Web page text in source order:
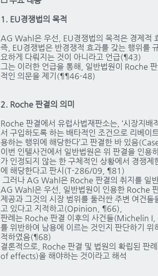
1. EU경쟁법의 목적
AG Wahl은 우선, EU경쟁법의 목적은 경제
즉, EU경쟁법은 반경쟁적 효과를 갖는 행위를
요하게 다뤄지는 것이 아니라고 언급(¶43)
그는 이러한 언급을 통해, 일반법원이 Roche
적인 의문을 제기(¶¶46-48)
2. Roche 판결의 의미
Roche 판결에서 유럽사법재판소는, ‘시장지
서 구입하도록 하는 배타적인 조건으로 리베
용하는 행위에 해당한다’고 판결한 바 있음
이번 인텔사건에서 일반법원은 위 판결을 인
가 인정되지 않는 한 구체적인 상황에서 경쟁
에 해당한다고 판시(T-286/09, ¶81)
그러나 AG Wahl은 Roche 판결의 취지를 일
AG Wahl은 우선, 일반법원이 인용한 Roche
제공과 그것의 시장 범위를 둘러싼 주변 여건
고 있다고 지적하고(Opinion, ¶66),
판례는 Roche 판결 이후의 사건들(Michelin
를 위반하여 남용에 이르는 것인지 판단하기
적하였음(¶68)
결론적으로, Roche 판결 및 법원의 확립된 판
of effects)을 해야하는 것이라고 해석